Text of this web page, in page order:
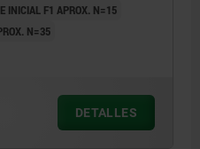
INICIAL F1 APROX. N=15
N=35
DETALLES